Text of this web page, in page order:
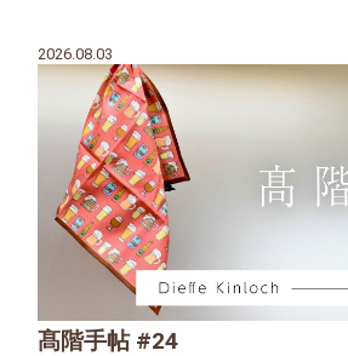
2026.08.03
髙階手帖 #24